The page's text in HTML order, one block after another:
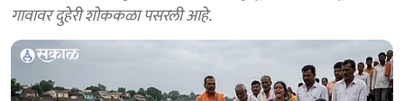
गावावर दुहेरी शोककळा पसरली आहे.